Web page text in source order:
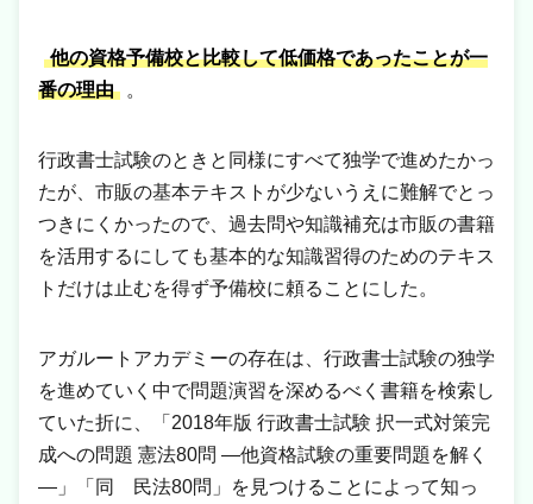
他の資格予備校と比較して低価格であったことが一
番の理由
。
行政書士試験のときと同様にすべて独学で進めたかっ
たが、市販の基本テキストが少ないうえに難解でとっ
つきにくかったので、過去問や知識補充は市販の書籍
を活用するにしても基本的な知識習得のためのテキス
トだけは止むを得ず予備校に頼ることにした。
アガルートアカデミーの存在は、行政書士試験の独学
を進めていく中で問題演習を深めるべく書籍を検索し
ていた折に、「2018年版 行政書士試験 択一式対策完
成への問題 憲法80問 ―他資格試験の重要問題を解く
―」「同 民法80問」を見つけることによって知っ